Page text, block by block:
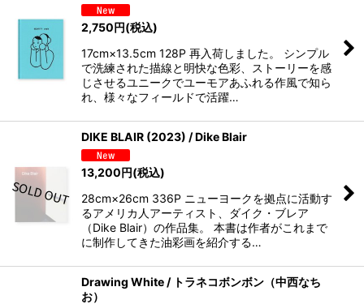
2,750円(税込)
17cm×13.5cm 128P 再入荷しました。 シンプル
で洗練された描線と明快な色彩、ストーリーを感
じさせるユニークでユーモアあふれる作風で知ら
れ、様々なフィールドで活躍…
DIKE BLAIR (2023) / Dike Blair
13,200円(税込)
28cm×26cm 336P ニューヨークを拠点に活動す
るアメリカ人アーティスト、ダイク・ブレア
（Dike Blair）の作品集。 本書は作者がこれまで
に制作してきた油彩画を紹介する…
Drawing White / トラネコボンボン（中西なち
お）